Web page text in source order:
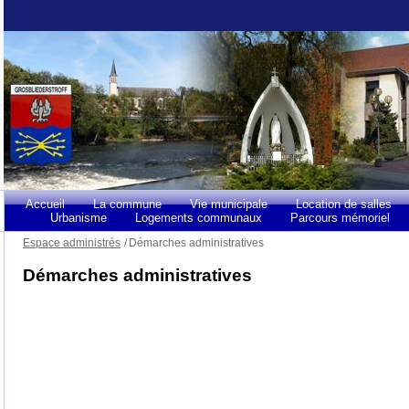
Accueil La commune Vie municipale
Location de salles
Urbanisme
Logements communaux Parcours mémoriel
Espace administrés / Démarches administratives
Démarches administratives